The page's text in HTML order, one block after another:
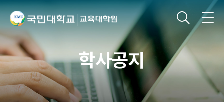
학사공지